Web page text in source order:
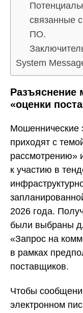
связанные
ПО.
System
Разъяснение
«оценки
Мошеннические
приходят с
рассмотрению»
к участию в
2026 года.
были выбраны
«Запрос на
в рамках
поставщиков.
Чтобы
электронном